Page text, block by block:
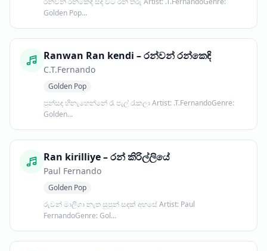
Golden Pop...
Ranwan Ran kendi – රන්වන් රන්කෙඳි
C.T.Fernando
Golden Pop
පුන්සඳ හිනැහෙන්නේ රෑ පැල් රැකලා Artist: .T.FernandoGenre:
Golden...
Ran kirilliye – රන් කිරිල්ලියේ
Paul Fernando
Golden Pop
රුවන් මාලිගා නැත සුපුන් සඳක් අහසේ Artist: Paul
FernandoGenre: Gol...